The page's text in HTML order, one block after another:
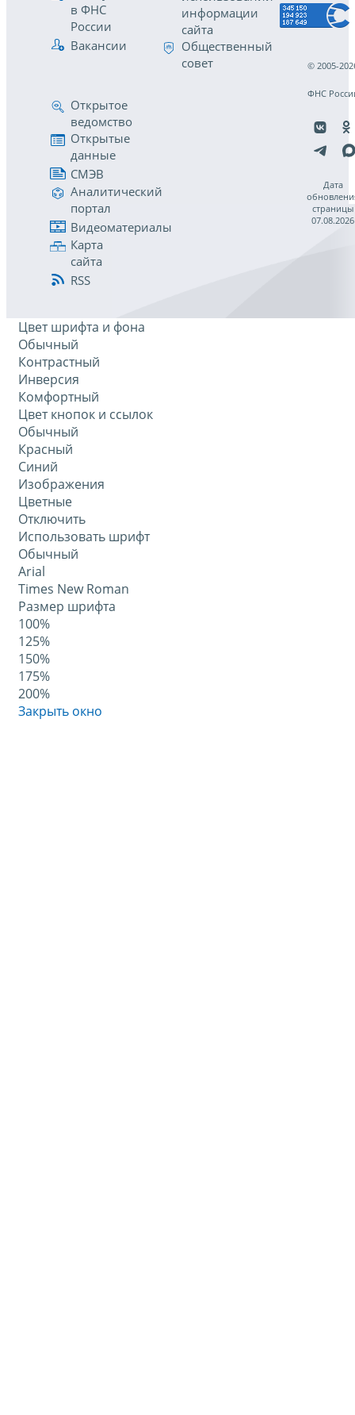
в ФНС
России
Вакансии
информации
сайта
Общественный
совет
Открытое
ведомство
Открытые
данные
СМЭВ
Аналитический
портал
Видеоматериалы
Карта
сайта
RSS
© 2005-
ФНС
Дата
страницы
07.08.2026
Цвет шрифта и фона
Обычный
Контрастный
Инверсия
Комфортный
Цвет кнопок и ссылок
Обычный
Красный
Синий
Изображения
Цветные
Отключить
Использовать шрифт
Обычный
Arial
Times New Roman
Размер шрифта
100%
125%
150%
175%
200%
Закрыть окно